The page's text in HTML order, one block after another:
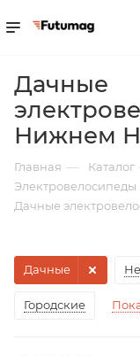
Дачные
Нижнем
Главная — Каталог
Дачные
Городские
Дачные